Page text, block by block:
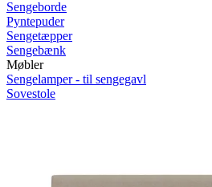
Sengeborde
Pyntepuder
Sengetæpper
Sengebænk
Møbler
Sengelamper - til sengegavl
Sovestole
10t. 40m. 30s.